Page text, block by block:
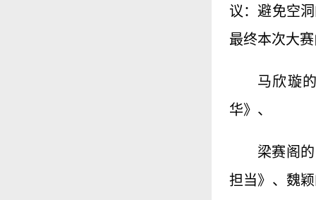
议：避免空
最终本次大
马欣璇
华》、
梁赛阁
担当》、魏